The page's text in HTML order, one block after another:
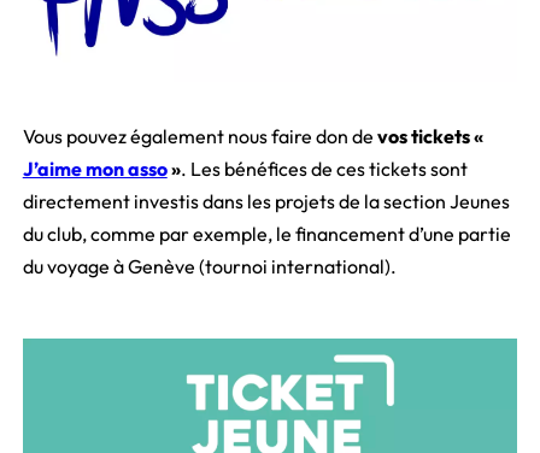
Vous pouvez également nous faire don de vos tickets «
J’aime mon asso». Les bénéfices de ces tickets sont
directement investis dans les projets de la section Jeunes
du club, comme par exemple, le financement d’une partie
du voyage à Genève (tournoi international).